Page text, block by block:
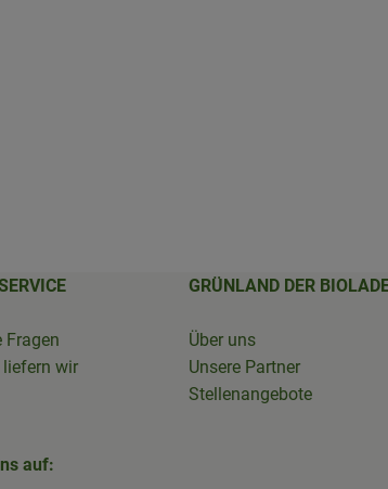
Fragen
wir
GRÜNLAND DER
Über uns
Unsere Partner
Stellenangebote
auf: